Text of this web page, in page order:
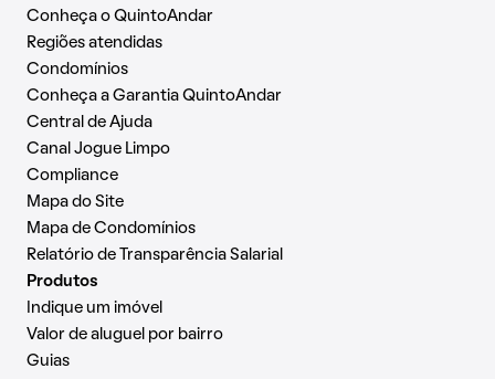
Conheça o QuintoAndar
Regiões atendidas
Condomínios
Conheça a Garantia QuintoAndar
Central de Ajuda
Canal Jogue Limpo
Compliance
Mapa do Site
Mapa de Condomínios
Relatório de Transparência Salarial
Produtos
Indique um imóvel
Valor de aluguel por bairro
Guias